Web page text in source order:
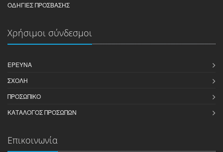
ΟΔΗΓΊΕΣ ΠΡΌΣΒΑΣΗΣ
Χρήσιμοι σύνδεσμοι
ΈΡΕΥΝΑ
ΣΧΟΛΉ
ΠΡΟΣΩΠΙΚΌ
ΚΑΤΆΛΟΓΟΣ ΠΡΟΣΏΠΩΝ
Επικοινωνία